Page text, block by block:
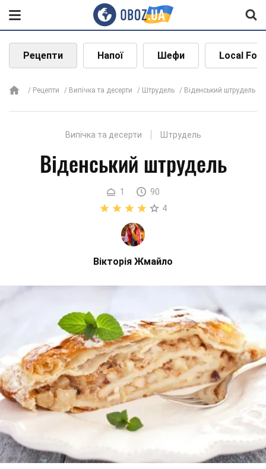
Рецепти Напої Шефи Local
Рецепти Випічка та десерти Штрудель Віденський штрудель
Випічка та десерти Штрудель
Віденський штрудель
1
90
4
Вікторія Жмайло